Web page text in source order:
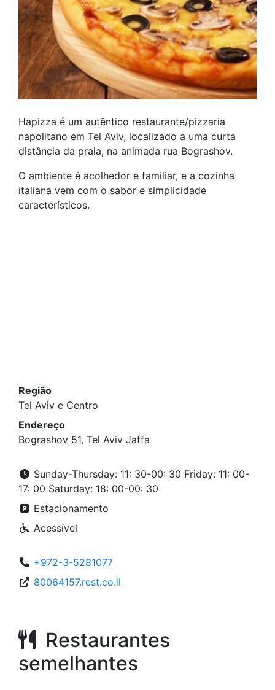
Hapizza é um autêntico restaurante/pizzaria
napolitano em Tel Aviv, localizado a uma curta
distância da praia, na animada rua Bograshov.
O ambiente é acolhedor e familiar, e a cozinha
italiana vem com o sabor e simplicidade
característicos.
Região
Tel Aviv e Centro
Endereço
Bograshov 51, Tel Aviv Jaffa
Sunday-Thursday: 11: 30-00: 30 Friday: 11: 00-
17: 00 Saturday: 18: 00-00: 30
Estacionamento
Acessível
+972-3-5281077
80064157.rest.co.il
Restaurantes
semelhantes